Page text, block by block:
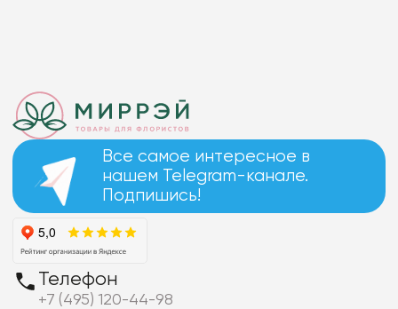
Все самое интересное в
нашем Telegram-канале.
Подпишись!
Телефон
+7 (495) 120-44-98